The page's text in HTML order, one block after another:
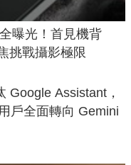
曝光！首見機背
挑戰攝影極限
Google Assistant，
戶全面轉向 Gemini